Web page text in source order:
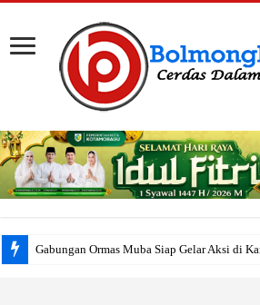
Gabungan Ormas Muba Siap Gelar Aksi di